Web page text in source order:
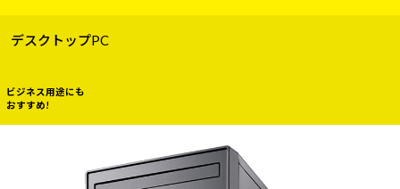
デスクトップPC
ビジネス用途にも
おすすめ!